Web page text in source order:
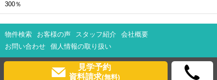
300％
見学予約
資料請求(無料)
物件検索 お客様の声 スタッフ紹介
会社概要
お問い合わせ
個人情報の取り扱い